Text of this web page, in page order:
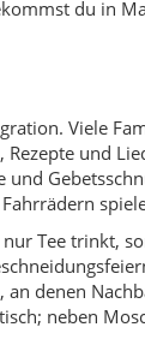
kleiner
rund um
der antiken
im Herbst